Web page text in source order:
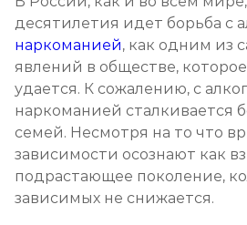
от 30 000 ₽
Реабилитация наркозависимых
от 35 000 ₽/мес
Программа 12 шагов
десятилетия идет борьба с
наркоманией, как одним из
явлений в обществе,
удается. К сожалению, с
наркоманией сталкивается
семей. Несмотря на то что
зависимости осознают как
подрастающее поколение,
зависимых не снижается.